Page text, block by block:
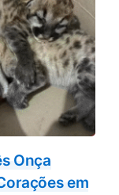
Onça
em